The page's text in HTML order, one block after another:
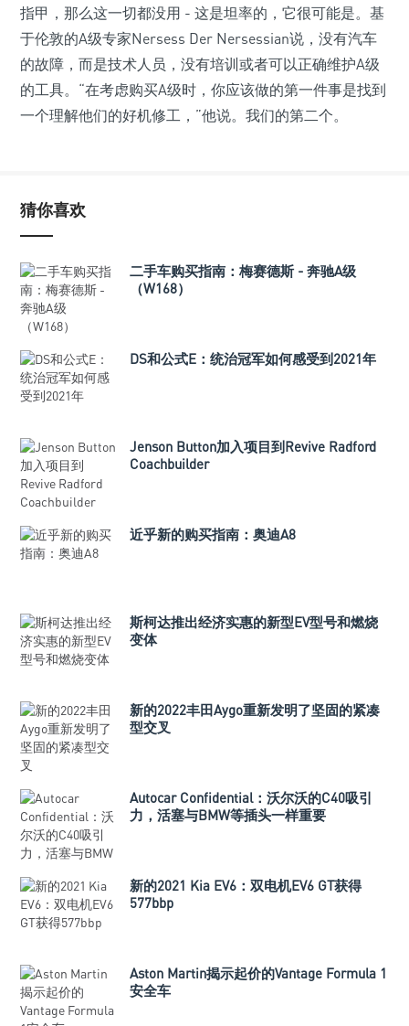
指甲，那么这一切都没用 - 这是坦率的，它很可能是。基
于伦敦的A级专家Nersess Der Nersessian说，没有汽车
的故障，而是技术人员，没有培训或者可以正确维护A级
的工具。“在考虑购买A级时，你应该做的第一件事是找到
一个理解他们的好机修工，”他说。我们的第二个。
猜你喜欢
二手车购买指南：梅赛德斯 - 奔驰A级
（W168）
DS和公式E：统治冠军如何感受到2021年
Jenson Button加入项目到Revive Radford
Coachbuilder
近乎新的购买指南：奥迪A8
斯柯达推出经济实惠的新型EV型号和燃烧
变体
新的2022丰田Aygo重新发明了坚固的紧凑
型交叉
Autocar Confidential：沃尔沃的C40吸引
力，活塞与BMW等插头一样重要
新的2021 Kia EV6：双电机EV6 GT获得
577bbp
Aston Martin揭示起价的Vantage Formula 1
安全车